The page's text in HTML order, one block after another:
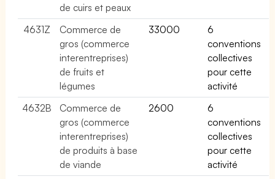
de cuirs et peaux
4631Z
Commerce de
gros (commerce
interentreprises)
de fruits et
légumes
33000
6
conventions
collectives
pour cette
activité
4632B
Commerce de
gros (commerce
interentreprises)
de produits à base
de viande
2600
6
conventions
collectives
pour cette
activité